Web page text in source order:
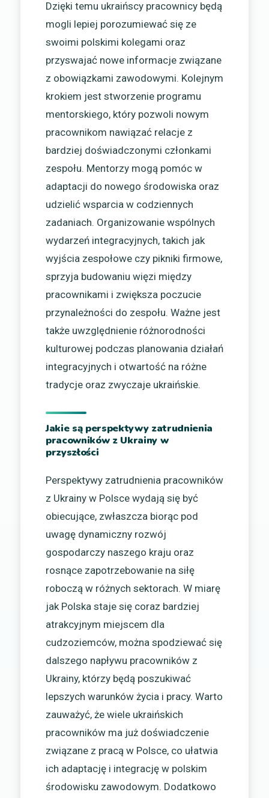
Dzięki temu ukraińscy pracownicy będą
mogli lepiej porozumiewać się ze
swoimi polskimi kolegami oraz
przyswajać nowe informacje związane
z obowiązkami zawodowymi. Kolejnym
krokiem jest stworzenie programu
mentorskiego, który pozwoli nowym
pracownikom nawiązać relacje z
bardziej doświadczonymi członkami
zespołu. Mentorzy mogą pomóc w
adaptacji do nowego środowiska oraz
udzielić wsparcia w codziennych
zadaniach. Organizowanie wspólnych
wydarzeń integracyjnych, takich jak
wyjścia zespołowe czy pikniki firmowe,
sprzyja budowaniu więzi między
pracownikami i zwiększa poczucie
przynależności do zespołu. Ważne jest
także uwzględnienie różnorodności
kulturowej podczas planowania działań
integracyjnych i otwartość na różne
tradycje oraz zwyczaje ukraińskie.
Jakie są perspektywy zatrudnienia
pracowników z Ukrainy w
przyszłości
Perspektywy zatrudnienia pracowników
z Ukrainy w Polsce wydają się być
obiecujące, zwłaszcza biorąc pod
uwagę dynamiczny rozwój
gospodarczy naszego kraju oraz
rosnące zapotrzebowanie na siłę
roboczą w różnych sektorach. W miarę
jak Polska staje się coraz bardziej
atrakcyjnym miejscem dla
cudzoziemców, można spodziewać się
dalszego napływu pracowników z
Ukrainy, którzy będą poszukiwać
lepszych warunków życia i pracy. Warto
zauważyć, że wiele ukraińskich
pracowników ma już doświadczenie
związane z pracą w Polsce, co ułatwia
ich adaptację i integrację w polskim
środowisku zawodowym. Dodatkowo